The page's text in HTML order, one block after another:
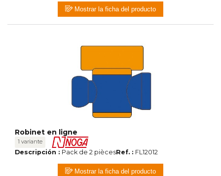
Mostrar la ficha del producto
Robinet en ligne
1 variante
Descripción : Pack de 2 piècesRef. : FL12012
Mostrar la ficha del producto